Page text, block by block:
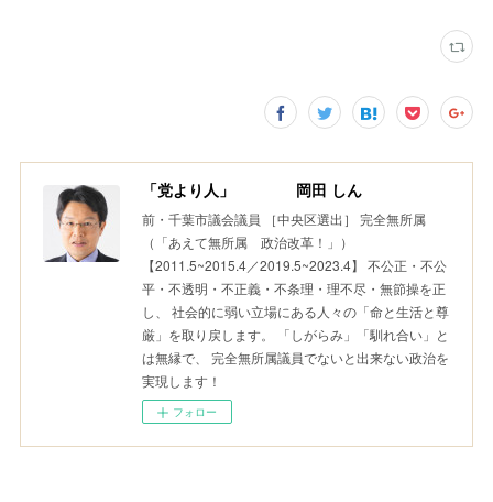
「党より人」 岡田 しん
前・千葉市議会議員 ［中央区選出］ 完全無所属
（「あえて無所属 政治改革！」）
【2011.5~2015.4／2019.5~2023.4】 不公正・不公
平・不透明・不正義・不条理・理不尽・無節操を正
し、 社会的に弱い立場にある人々の「命と生活と尊
厳」を取り戻します。 「しがらみ」「馴れ合い」と
は無縁で、 完全無所属議員でないと出来ない政治を
実現します！
フォロー